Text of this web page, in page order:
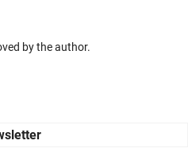
by the author.